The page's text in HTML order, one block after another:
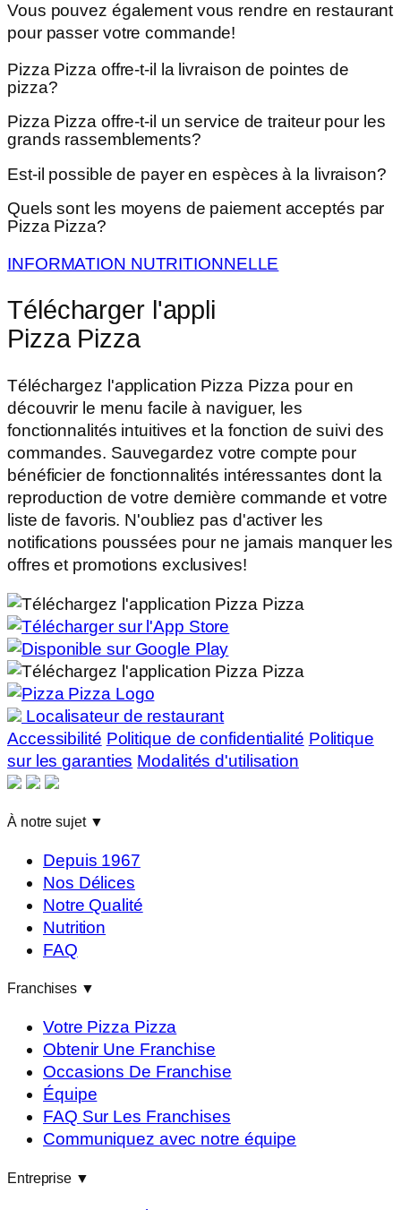
Vous pouvez également vous rendre en restaurant
pour passer votre commande!
Pizza Pizza offre-t-il la livraison de pointes de
pizza?
Pizza Pizza offre-t-il un service de traiteur pour les
grands rassemblements?
Est-il possible de payer en espèces à la livraison?
Quels sont les moyens de paiement acceptés par
Pizza Pizza?
INFORMATION NUTRITIONNELLE
Télécharger l'appli
Pizza Pizza
Téléchargez l'application Pizza Pizza pour en
découvrir le menu facile à naviguer, les
fonctionnalités intuitives et la fonction de suivi des
commandes. Sauvegardez votre compte pour
bénéficier de fonctionnalités intéressantes dont la
reproduction de votre dernière commande et votre
liste de favoris. N'oubliez pas d'activer les
notifications poussées pour ne jamais manquer les
offres et promotions exclusives!
Localisateur de restaurant
Accessibilité Politique de confidentialité Politique
sur les garanties Modalités d'utilisation
À notre sujet ▼
Depuis 1967
Nos Délices
Notre Qualité
Nutrition
FAQ
Franchises ▼
Votre Pizza Pizza
Obtenir Une Franchise
Occasions De Franchise
Équipe
FAQ Sur Les Franchises
Communiquez avec notre équipe
Entreprise ▼